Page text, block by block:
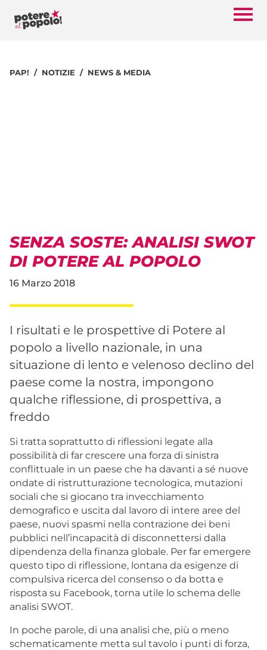
PAP! NOTIZIE NEWS & MEDIA
SENZA SOSTE: ANALISI SWOT
DI POTERE AL POPOLO
16 Marzo 2018
I risultati e le prospettive di Potere al
popolo a livello nazionale, in una
situazione di lento e velenoso declino del
paese come la nostra, impongono
qualche riflessione, di prospettiva, a
freddo
Si tratta soprattutto di riflessioni legate alla
possibilità di far crescere una forza di sinistra
conflittuale in un paese che ha davanti a sé nuove
ondate di ristrutturazione tecnologica, mutazioni
sociali che si giocano tra invecchiamento
demografico e uscita dal lavoro di intere aree del
paese, nuovi spasmi nella contrazione dei beni
pubblici nell’incapacità di disconnettersi dalla
dipendenza della finanza globale. Per far emergere
questo tipo di riflessione, lontana da esigenze di
compulsiva ricerca del consenso o da botta e
risposta su Facebook, torna utile lo schema delle
analisi SWOT.
In poche parole, di una analisi che, più o meno
schematicamente metta sul tavolo i punti di forza,